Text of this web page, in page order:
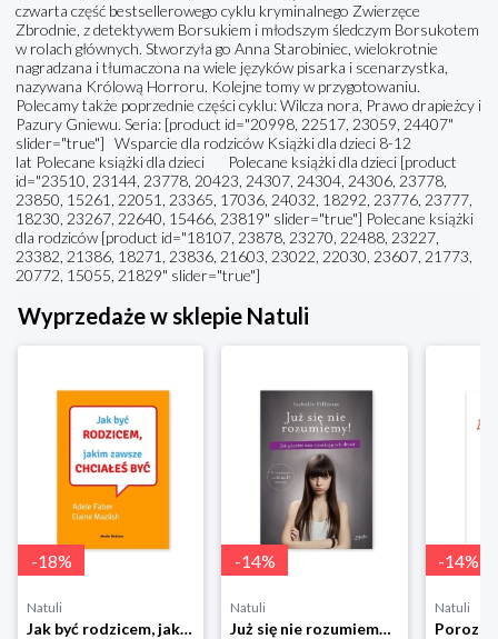
czwarta część bestsellerowego cyklu kryminalnego Zwierzęce
Zbrodnie, z detektywem Borsukiem i młodszym śledczym Borsukotem
w rolach głównych. Stworzyła go Anna Starobiniec, wielokrotnie
nagradzana i tłumaczona na wiele języków pisarka i scenarzystka,
nazywana Królową Horroru. Kolejne tomy w przygotowaniu.
Polecamy także poprzednie części cyklu: Wilcza nora, Prawo drapieżcy i
Pazury Gniewu. Seria: [product id="20998, 22517, 23059, 24407"
slider="true"] Wsparcie dla rodziców Książki dla dzieci 8-12
lat Polecane książki dla dzieci Polecane książki dla dzieci [product
id="23510, 23144, 23778, 20423, 24307, 24304, 24306, 23778,
23850, 15261, 22051, 23365, 17036, 24032, 18292, 23776, 23777,
18230, 23267, 22640, 15466, 23819" slider="true"] Polecane książki
dla rodziców [product id="18107, 23878, 23270, 22488, 23227,
23382, 21386, 18271, 23836, 21603, 23022, 22030, 23607, 21773,
20772, 15055, 21829" slider="true"]
Wyprzedaże w sklepie Natuli
-18%
Natuli
Jak być rodzicem, jakim zawsze chciałeś być Media rodzina
-14%
Natuli
Już się nie rozumiemy! Jak przeżyć czas trzaskających drzwi Esprit
-14%
Natuli